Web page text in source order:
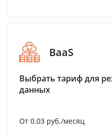
BaaS
Выбрать тариф для
данных
От 0.03 руб./месяц